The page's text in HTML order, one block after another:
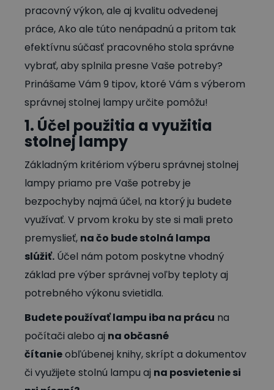
pracovný výkon, ale aj kvalitu odvedenej
práce, Ako ale túto nenápadnú a pritom tak
efektívnu súčasť pracovného stola správne
vybrať, aby splnila presne Vaše potreby?
Prinášame Vám 9 tipov, ktoré Vám s výberom
správnej stolnej lampy určite pomôžu!
1. Účel použitia a využitia
stolnej lampy
Základným kritériom výberu správnej stolnej
lampy priamo pre Vaše potreby je
bezpochyby najmä účel, na ktorý ju budete
využívať. V prvom kroku by ste si mali preto
premyslieť, na čo bude stolná lampa
slúžiť. Účel nám potom poskytne vhodný
základ pre výber správnej voľby teploty aj
potrebného výkonu svietidla.
Budete používať lampu iba na prácu na
počítači alebo aj na občasné
čítanieobľúbenej knihy, skrípt a dokumentov
či využijete stolnú lampu aj na posvietenie si